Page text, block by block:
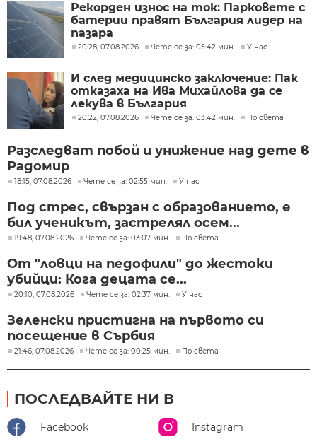
Рекорден износ на ток: Парковете с
батерии правят България лидер на
пазара
20:28, 07.08.2026 Чете се за: 05:42 мин. У нас
И след медицинско заключение: Пак
отказаха на Ива Михайлова да се
лекува в България
20:22, 07.08.2026 Чете се за: 03:42 мин. По света
Разследват побой и унижение над дете в
Радомир
18:15, 07.08.2026 Чете се за: 02:55 мин. У нас
Под стрес, свързан с образованието, е
бил ученикът, застрелял осем...
19:48, 07.08.2026 Чете се за: 03:07 мин. По света
От "ловци на педофили" до жестоки
убийци: Кога децата се...
20:10, 07.08.2026 Чете се за: 02:37 мин. У нас
Зеленски пристигна на първото си
посещение в Сърбия
21:46, 07.08.2026 Чете се за: 00:25 мин. По света
ПОСЛЕДВАЙТЕ НИ В
Facebook Instagram